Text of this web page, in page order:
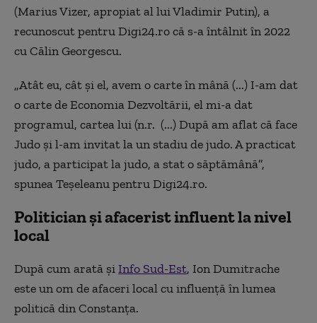
(Marius Vizer, apropiat al lui Vladimir Putin), a
recunoscut pentru Digi24.ro că s-a întâlnit în 2022
cu Călin Georgescu.
„Atât eu, cât și el, avem o carte în mână (...) I-am dat
o carte de Economia Dezvoltării, el mi-a dat
programul, cartea lui (n.r. (...) După am aflat că face
Judo și l-am invitat la un stadiu de judo. A practicat
judo, a participat la judo, a stat o săptămână”,
spunea Teșeleanu pentru Digi24.ro.
Politician și afacerist influent la nivel
local
După cum arată șiInfo Sud-Est, Ion Dumitrache
este un om de afaceri local cu influență în lumea
politică din Constanța.